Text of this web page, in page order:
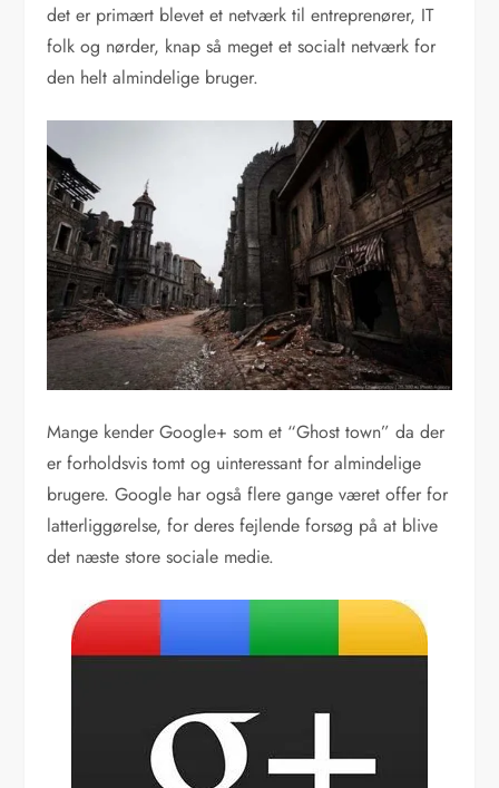
det er primært blevet et netværk til entreprenører, IT
folk og nørder, knap så meget et socialt netværk for
den helt almindelige bruger.
Mange kender Google+ som et “Ghost town” da der
er forholdsvis tomt og uinteressant for almindelige
brugere. Google har også flere gange været offer for
latterliggørelse, for deres fejlende forsøg på at blive
det næste store sociale medie.